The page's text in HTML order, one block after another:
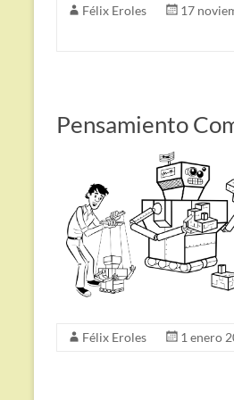
Félix Eroles 17
Pensamiento
Félix Eroles 1 enero